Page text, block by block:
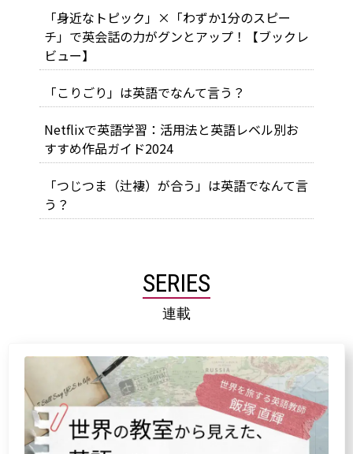
「身近なトピック」×「わずか1分のスピー
チ」で英会話の力がグンとアップ！【ブックレ
ビュー】
「こりごり」は英語でなんて言う？
Netflixで英語学習：活用法と英語レベル別お
すすめ作品ガイド2024
「つじつま（辻褄）が合う」は英語でなんて言
う？
SERIES
連載